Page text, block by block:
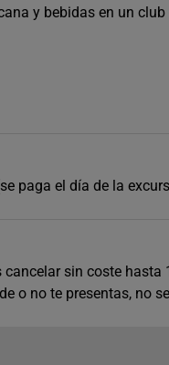
y bebidas en un
paga el día de la
cancelar sin coste
o no te presentas, no